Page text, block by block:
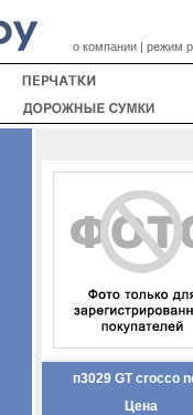
о компании | режим
п3029 GT crocco
Цена